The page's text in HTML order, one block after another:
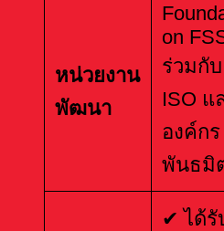
หน่วยงาน
พัฒนา
on
ร่วมกับ
ISO แ
องค์กร
พันธมิ
✔ ได้รั